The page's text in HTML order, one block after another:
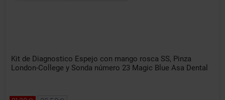
Kit de Diagnostico Espejo con mango rosca SS, Pinza
London-College y Sonda número 23 Magic Blue Asa Dental